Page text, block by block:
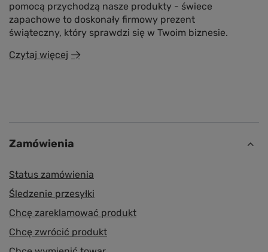
pomocą przychodzą nasze produkty - świece
zapachowe to doskonały firmowy prezent
świąteczny, który sprawdzi się w Twoim biznesie.
Czytaj więcej
Zamówienia
Status zamówienia
Śledzenie przesyłki
Chcę zareklamować produkt
Chcę zwrócić produkt